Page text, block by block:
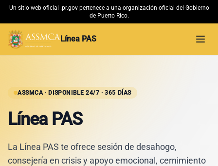
Un sitio web oficial .pr.gov pertenece a una organización oficial del Gobierno
de Puerto Rico.
Línea PAS
Abrir
Material Educativo
Conoce más
ASSMCA →
ASSMCA · DISPONIBLE 24/7 · 365 DÍAS
Línea PAS
La Línea PAS te ofrece sesión de desahogo,
consejería en crisis y apoyo emocional, cernimiento